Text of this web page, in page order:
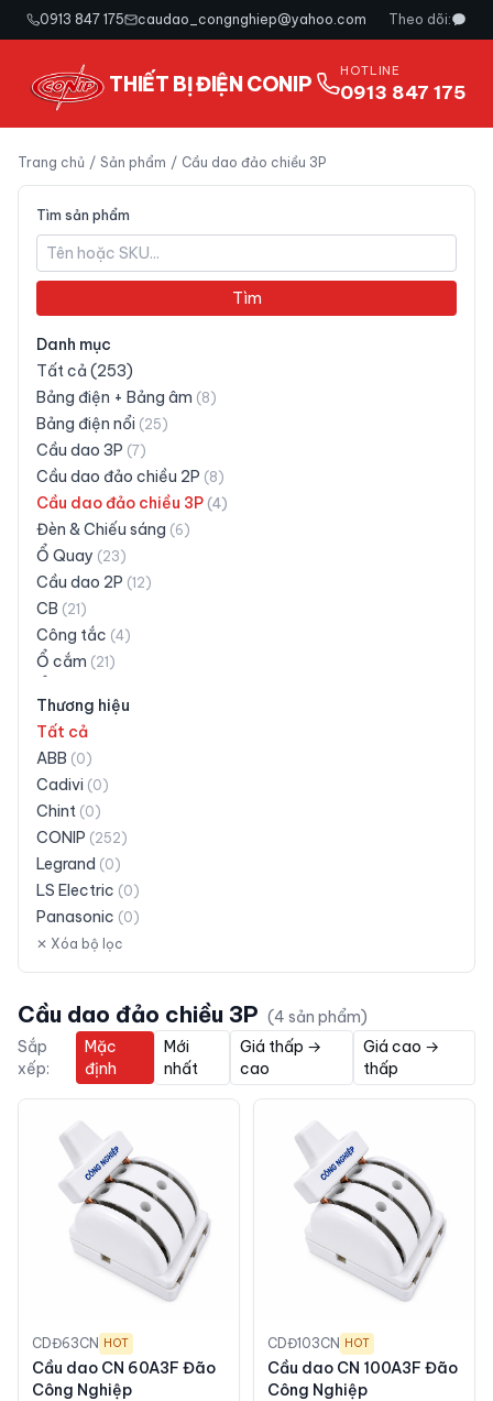
0913 847 175 caudao_congnghiep@yahoo.com Theo dõi:
THIẾT BỊ ĐIỆN CONIP
HOTLINE
0913 847 175
Trang chủ / Sản phẩm / Cầu dao đảo chiều 3P
Tìm sản phẩm
Tìm
Danh mục
Tất cả (253)
Bảng điện + Bảng âm (8)
Bảng điện nổi (25)
Cầu dao 3P (7)
Cầu dao đảo chiều 2P (8)
Cầu dao đảo chiều 3P (4)
Đèn & Chiếu sáng (6)
Ổ Quay (23)
Cầu dao 2P (12)
CB (21 )
Công tắc (4)
Ổ cắm (21 )
Ổ cắm siêu tải
Phích cắm
Taplo (28
Đuôi đèn (
Khác (19)
Thương hiệu
Tất cả
ABB (0)
Cadivi (0)
Chint (0)
CONIP (252)
Legrand (0)
LS Electric (0)
Panasonic (0)
Schneider Electric
Siemens (0)
✕ Xóa bộ lọc
Cầu dao đảo chiều 3P (4 sản phẩm)
Sắp
xếp:
Mặc
định
Mới
nhất
Giá thấp →
cao
Giá cao →
thấp
CDĐ63CN HOT
Cầu dao CN 60A3F Đão
Công Nghiệp
CDĐ103CN HOT
Cầu dao CN 100A3F Đão
Công Nghiệp